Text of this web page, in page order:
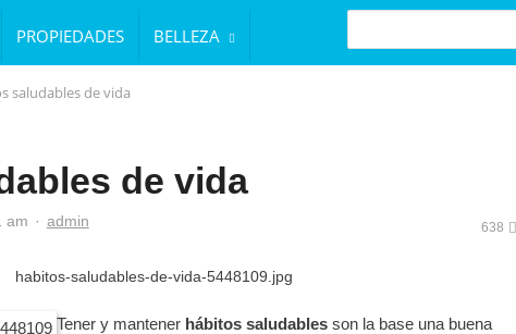
PROPIEDADES BELLEZA
saludables de vida
de vida
am Author
admin 638
Tener y mantener hábitos saludables son la base una buena